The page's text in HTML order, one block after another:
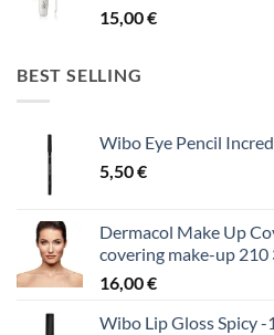
15,00€
BEST SELLING
Wibo Eye Pencil
5,50€
Dermacol Make Up
covering make-up 210
16,00€
Wibo Lip Gloss Spicy -